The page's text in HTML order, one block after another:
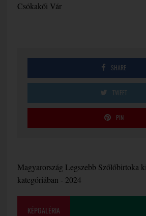
Csókakői Vár
SHARE
TWEET
PIN
Magyarország Legszebb Szőlőbirtoka
kategóriában - 2024
KÉPGALÉRIA